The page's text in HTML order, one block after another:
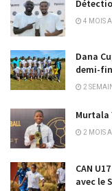
4 MOIS
Dana
demi-
2
Murtala
2 MOIS
CAN
avec le